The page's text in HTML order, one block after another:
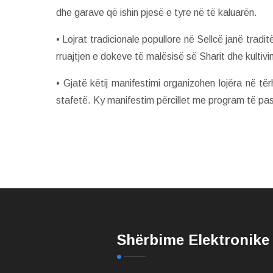
dhe garave që ishin pjesë e tyre në të kaluarën.
• Lojrat tradicionale popullore në Sellcë janë
rruajtjen e dokeve të malësisë së Sharit dhe
• Gjatë këtij manifestimi organizohen lojëra në
stafetë. Ky manifestim përcillet me program të
Shërbime Elektronike